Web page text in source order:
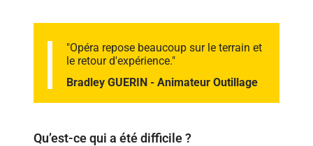
"Opéra repose beaucoup sur le terrain et
le retour d'expérience."
Bradley GUERIN - Animateur Outillage
Qu’est-ce qui a été difficile ?